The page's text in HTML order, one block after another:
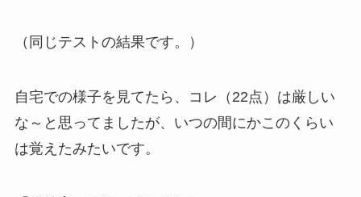
（同じテストの結果です。）
自宅での様子を見てたら、コレ（22点）は厳しい
な～と思ってましたが、いつの間にかこのくらい
は覚えたみたいです。